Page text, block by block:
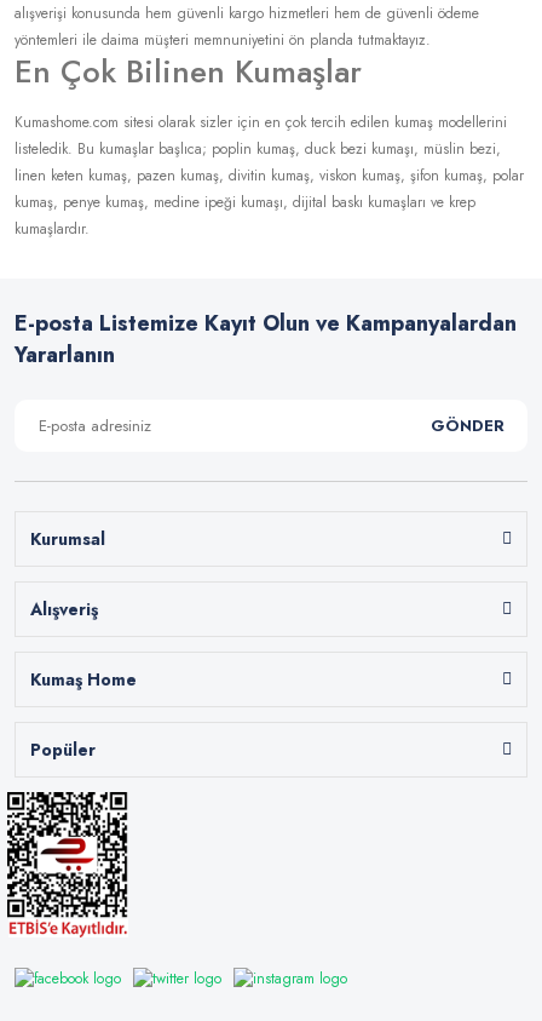
alışverişi konusunda hem güvenli kargo hizmetleri hem de güvenli ödeme
yöntemleri ile daima müşteri memnuniyetini ön planda tutmaktayız.
En Çok Bilinen Kumaşlar
Kumashome.com sitesi olarak sizler için en çok tercih edilen kumaş modellerini
listeledik. Bu kumaşlar başlıca; poplin kumaş, duck bezi kumaşı, müslin bezi,
linen keten kumaş, pazen kumaş, divitin kumaş, viskon kumaş, şifon kumaş, polar
kumaş, penye kumaş, medine ipeği kumaşı, dijital baskı kumaşları ve krep
kumaşlardır.
E-posta Listemize Kayıt Olun ve Kampanyalardan
Yararlanın
GÖNDER
Kurumsal
Alışveriş
Kumaş Home
Popüler